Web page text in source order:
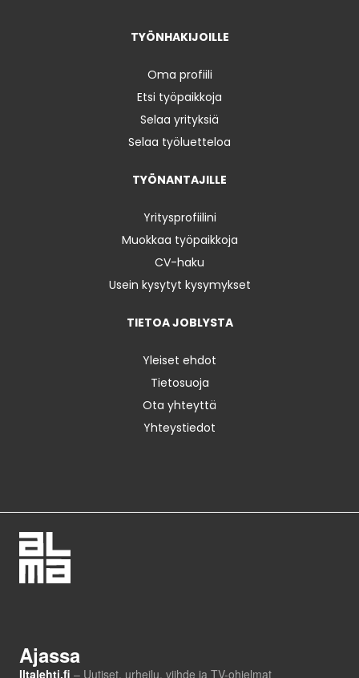
TYÖNHAKIJOILLE
Oma profiili
Etsi työpaikkoja
Selaa yrityksiä
Selaa työluetteloa
TYÖNANTAJILLE
Yritysprofiilini
Muokkaa työpaikkoja
CV-haku
Usein kysytyt kysymykset
TIETOA JOBLYSTA
Yleiset ehdot
Tietosuoja
Ota yhteyttä
Yhteystiedot